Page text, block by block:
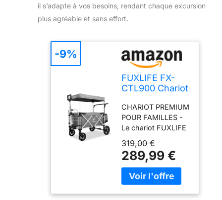
il s’adapte à vos besoins, rendant chaque excursion
plus agréable et sans effort.
FUXLIFE FX-
CTL900 Chariot
Gris • Wagon
Premium avec
Toit Solaire •
Harnais 5
Points •
Intérieur
Rembourré •
Roues à
Suspension •
CHARIOT PREMIUM
POUR FAMILLES -
Le chariot FUXLIFE
chariot de transport
pliable pour enfants
et bagages. Il offre
beaucoup de place,
319,00 €
289,99 €
-9%